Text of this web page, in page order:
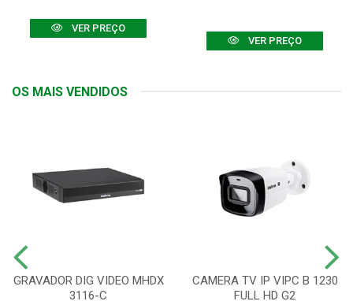
VER PREÇO
VER PREÇO
OS MAIS VENDIDOS
GRAVADOR DIG VIDEO MHDX
3116-C
CAMERA TV IP VIPC B 1230
FULL HD G2